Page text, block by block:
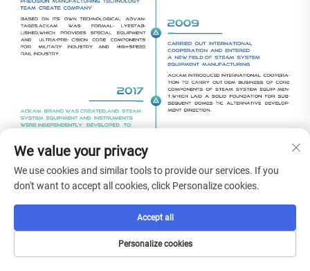
We value your privacy
We use cookies and similar tools to provide our services. If you
don't want to accept all cookies, click Personalize cookies.
Personalize cookies
Accept all